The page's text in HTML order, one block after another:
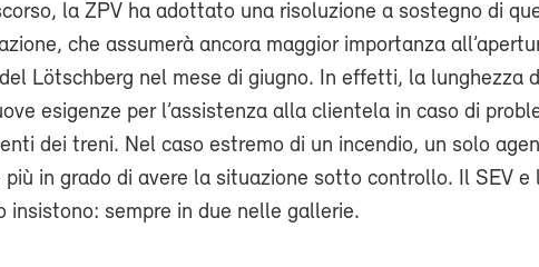
la ZPV ha adottato una risoluzione a sostegno di
che assumerà ancora maggior importanza
Lötschberg nel mese di giugno. In effetti, la lunghezza
esigenze per l’assistenza alla clientela in caso di
dei treni. Nel caso estremo di un incendio, un solo
più in grado di avere la situazione sotto controllo. Il SEV e
insistono: sempre in due nelle gallerie.